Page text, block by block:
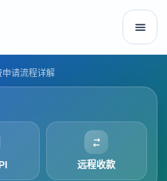
请流程详解
远程收款